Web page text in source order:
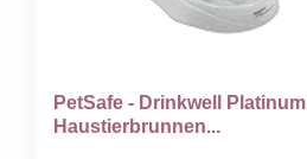
PetSafe - Drinkwell Platinum
Haustierbrunnen...